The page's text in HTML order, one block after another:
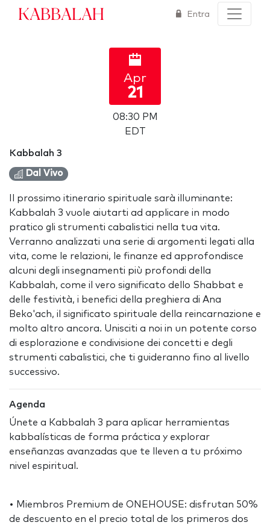
Kabbalah Entra
Apr
21
08:30 PM
EDT
Kabbalah 3
Dal Vivo
Il prossimo itinerario spirituale sarà illuminante:
Kabbalah 3 vuole aiutarti ad applicare in modo
pratico gli strumenti cabalistici nella tua vita.
Verranno analizzati una serie di argomenti legati alla
vita, come le relazioni, le finanze ed approfondisce
alcuni degli insegnamenti più profondi della
Kabbalah, come il vero significato dello Shabbat e
delle festività, i benefici della preghiera di Ana
Beko'ach, il significato spirituale della reincarnazione e
molto altro ancora. Unisciti a noi in un potente corso
di esplorazione e condivisione dei concetti e degli
strumenti cabalistici, che ti guideranno fino al livello
successivo.
Agenda
Únete a Kabbalah 3 para aplicar herramientas
kabbalísticas de forma práctica y explorar
enseñanzas avanzadas que te lleven a tu próximo
nivel espiritual.
• Miembros Premium de ONEHOUSE: disfrutan 50%
de descuento en el precio total de los primeros dos